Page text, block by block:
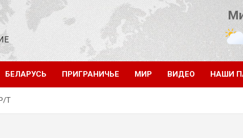
Погода
БЕЛАРУСЬ ПРИГРАНИЧЬЕ МИР ВИДЕО НАШИ
T